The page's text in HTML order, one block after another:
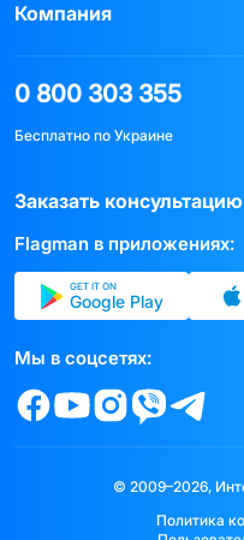
Компания
0 800 303 355
Бесплатно по Украине
Заказать консультацию
Flagman в приложениях:
GET IT ON
Google Play
Мы в соцсетях:
© 2009–2026,
Политика